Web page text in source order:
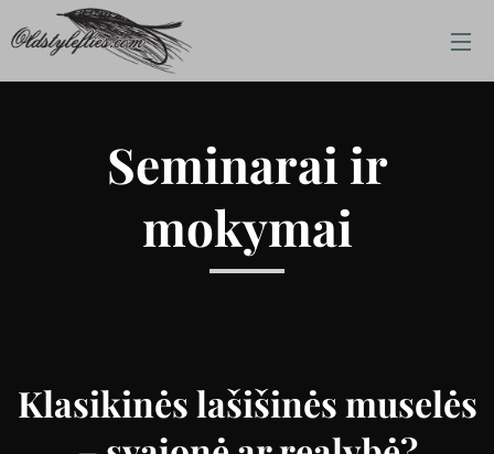
Seminarai ir
mokymai
Klasikinės lašišinės muselės